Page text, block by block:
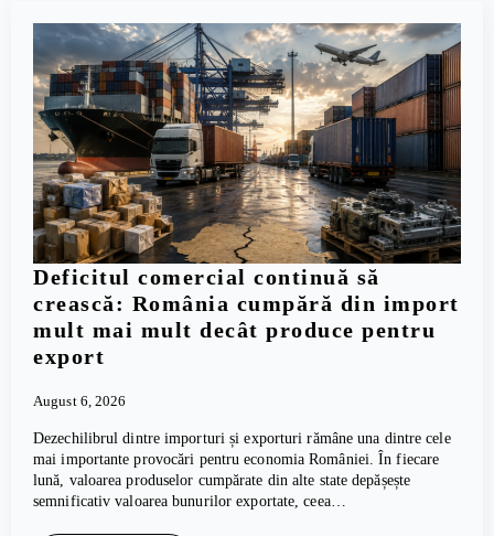
Deficitul comercial continuă să
crească: România cumpără din import
mult mai mult decât produce pentru
export
August 6, 2026
Dezechilibrul dintre importuri și exporturi rămâne una dintre cele
mai importante provocări pentru economia României. În fiecare
lună, valoarea produselor cumpărate din alte state depășește
semnificativ valoarea bunurilor exportate, ceea…